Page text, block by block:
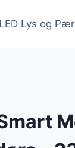
LED Lys og